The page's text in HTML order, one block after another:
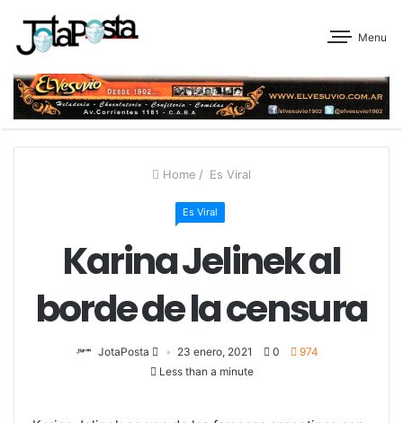
Menu
Home / Es Viral
Es Viral
Karina Jelinek al
borde de la censura
JotaPosta 23 enero, 2021 0
974
Less than a minute